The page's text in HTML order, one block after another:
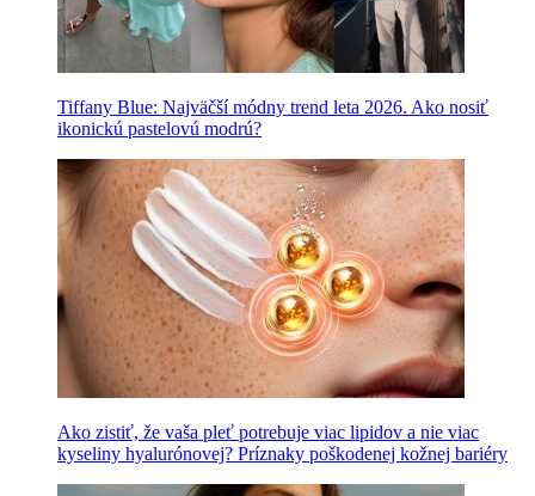
Tiffany Blue: Najväčší módny trend leta 2026. Ako nosiť
ikonickú pastelovú modrú?
Ako zistiť, že vaša pleť potrebuje viac lipidov a nie viac
kyseliny hyalurónovej? Príznaky poškodenej kožnej bariéry